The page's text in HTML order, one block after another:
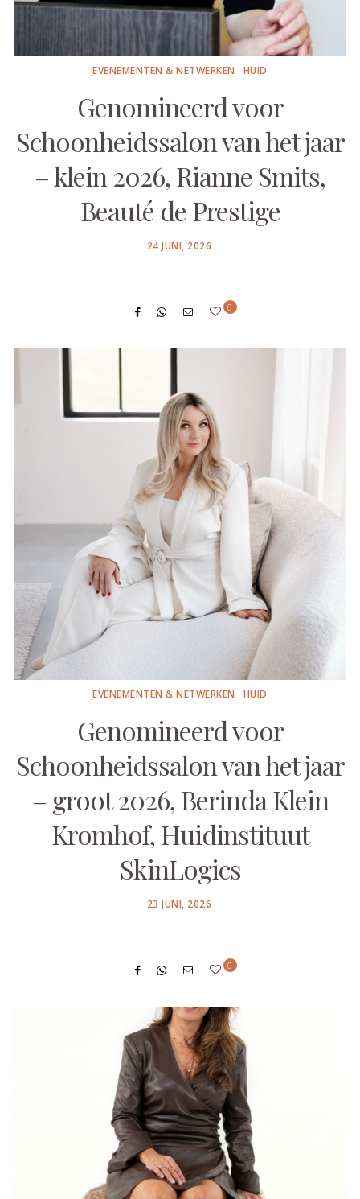
EVENEMENTEN & NETWERKEN HUID
Genomineerd voor
Schoonheidssalon van het jaar
– klein 2026, Rianne Smits,
Beauté de Prestige
POSTED
24 JUNI, 2026
0
EVENEMENTEN & NETWERKEN HUID
Genomineerd voor
Schoonheidssalon van het jaar
– groot 2026, Berinda Klein
Kromhof, Huidinstituut
SkinLogics
POSTED
23 JUNI, 2026
0